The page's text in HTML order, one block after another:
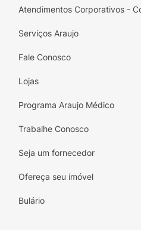
Atendimentos Corporativos -
Serviços Araujo
Fale Conosco
Lojas
Programa Araujo Médico
Trabalhe Conosco
Seja um fornecedor
Ofereça seu imóvel
Bulário